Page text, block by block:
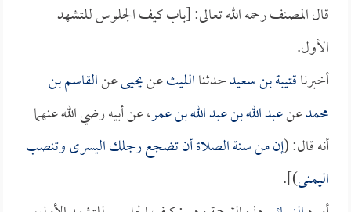
قال المصنف رحمه الله تعالى: [باب كيف الجلوس للتشهد
الأول.
أخبرناقتيبة بن سعيدحدثناالليثعنيحيىعنالقاسم بن
محمدعنعبد الله بن عبد الله بن عمر، عن أبيه رضي الله عنهما
أنه قال: (إن من سنة الصلاة أن تضجع رجلك اليسرى وتنصب
اليمنى)].